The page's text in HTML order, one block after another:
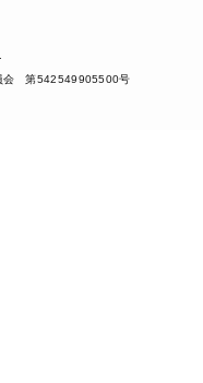
会 第542549905500号